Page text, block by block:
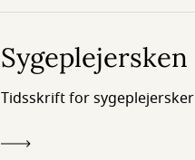
Sygeplejersken
Tidsskrift for sygeplejersker